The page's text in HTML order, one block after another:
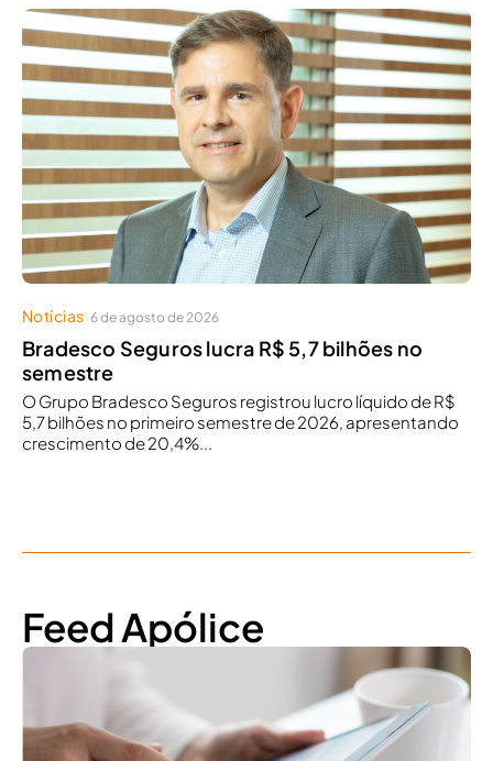
Notícias 6 de agosto de 2026
Bradesco Seguros lucra R$ 5,7 bilhões no
semestre
O Grupo Bradesco Seguros registrou lucro líquido de R$
5,7 bilhões no primeiro semestre de 2026, apresentando
crescimento de 20,4%...
Feed Apólice